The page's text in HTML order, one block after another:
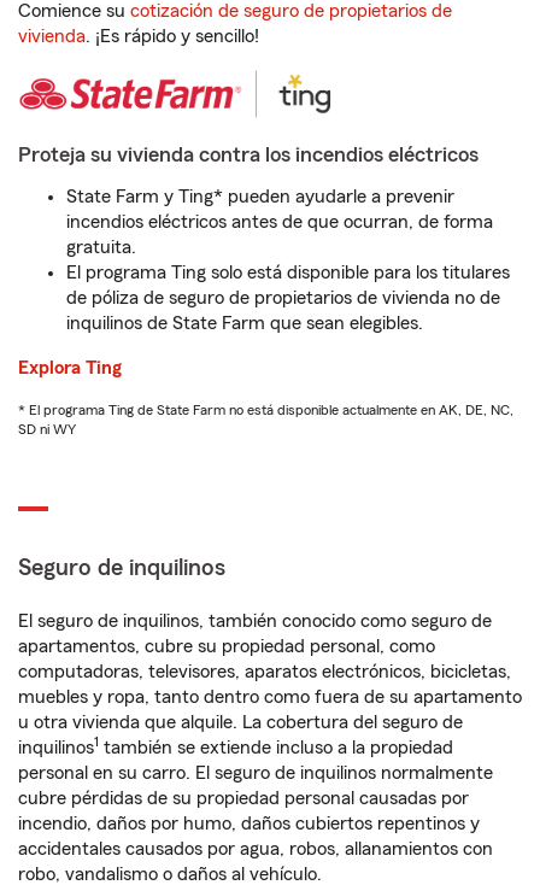
Comience su cotización de seguro de propietarios de
vivienda. ¡Es rápido y sencillo!
Proteja su vivienda contra los incendios eléctricos
State Farm y Ting* pueden ayudarle a prevenir
incendios eléctricos antes de que ocurran, de forma
gratuita.
El programa Ting solo está disponible para los titulares
de póliza de seguro de propietarios de vivienda no de
inquilinos de State Farm que sean elegibles.
Explora Ting
* El programa Ting de State Farm no está disponible actualmente en AK, DE, NC,
SD ni WY
Seguro de inquilinos
El seguro de inquilinos, también conocido como seguro de
apartamentos, cubre su propiedad personal, como
computadoras, televisores, aparatos electrónicos, bicicletas,
muebles y ropa, tanto dentro como fuera de su apartamento
u otra vivienda que alquile. La cobertura del seguro de
inquilinos1 también se extiende incluso a la propiedad
personal en su carro. El seguro de inquilinos normalmente
cubre pérdidas de su propiedad personal causadas por
incendio, daños por humo, daños cubiertos repentinos y
accidentales causados por agua, robos, allanamientos con
robo, vandalismo o daños al vehículo.